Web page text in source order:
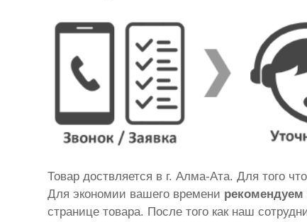
Товар доствляется в г. Алма-Ата. Для того
Для экономии вашего времени рекомендуем
странице товара. После того как наш